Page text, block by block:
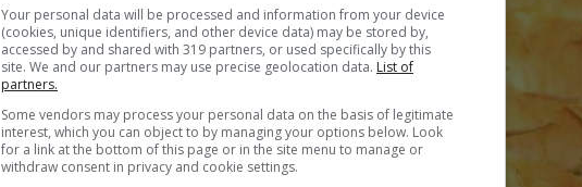
Your personal data will be processed and information from your device
(cookies, unique identifiers, and other device data) may be stored by,
accessed by and shared with 319 partners, or used specifically by this
site. We and our partners may use precise geolocation data. List of
partners.
Some vendors may process your personal data on the basis of legitimate
interest, which you can object to by managing your options below. Look
for a link at the bottom of this page or in the site menu to manage or
withdraw consent in privacy and cookie settings.